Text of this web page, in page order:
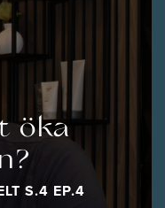
öka
S.4 EP.4